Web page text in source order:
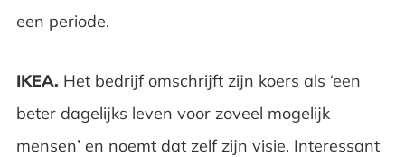
een periode.
IKEA. Het bedrijf omschrijft zijn koers als ‘een
beter dagelijks leven voor zoveel mogelijk
mensen’ en noemt dat zelf zijn visie. Interessant